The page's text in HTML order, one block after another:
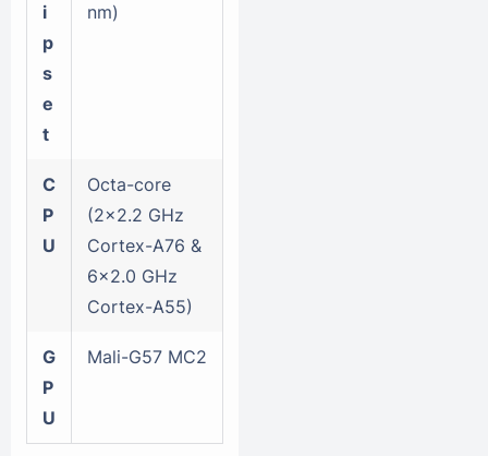
i
p
s
e
t
nm)
C
P
U
Octa-core
(2x2.2 GHz
Cortex-A76 &
6x2.0 GHz
Cortex-A55)
G
P
U
Mali-G57 MC2